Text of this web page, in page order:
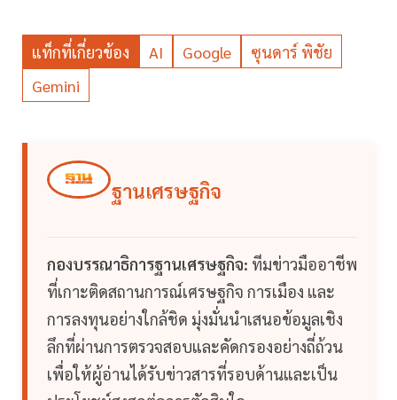
แท็กที่เกี่ยวข้อง AI Google
ซุนดาร์ พิชัย
Gemini
ฐานเศรษฐกิจ
กองบรรณาธิการฐานเศรษฐกิจ: ทีมข่าวมืออาชีพ
ที่เกาะติดสถานการณ์เศรษฐกิจ การเมือง และ
การลงทุนอย่างใกล้ชิด มุ่งมั่นนำเสนอข้อมูลเชิง
ลึกที่ผ่านการตรวจสอบและคัดกรองอย่างถี่ถ้วน
เพื่อให้ผู้อ่านได้รับข่าวสารที่รอบด้านและเป็น